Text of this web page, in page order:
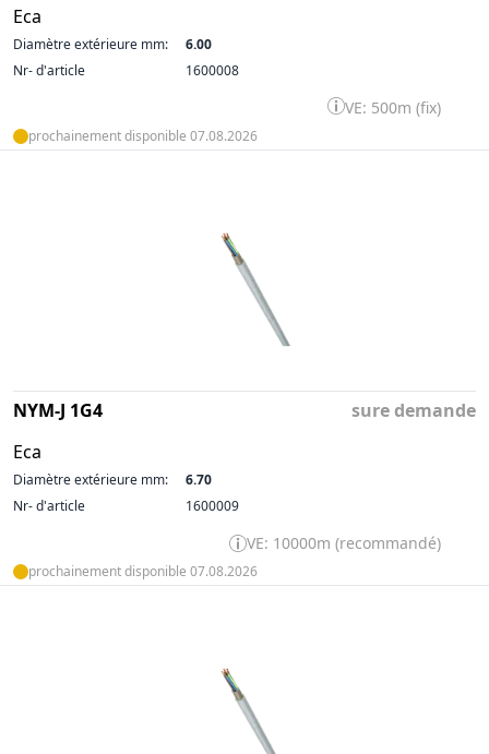
Eca
Diamètre extérieure mm:
6.00
Nr- d'article
1600008
VE: 500m (fix)
prochainement disponible 07.08.2026
NYM-J 1G4
Eca
sure demande
Diamètre extérieure mm:
6.70
Nr- d'article
1600009
VE: 10000m (recommandé)
prochainement disponible 07.08.2026